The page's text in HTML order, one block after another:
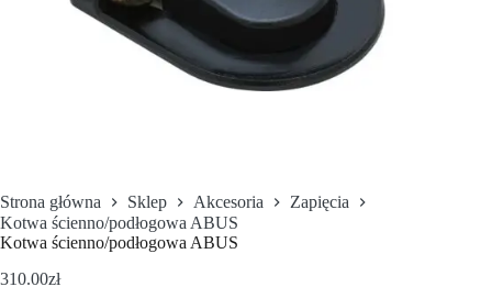
Strona główna Sklep Akcesoria
Zapięcia
Kotwa ścienno/podłogowa ABUS
Kotwa ścienno/podłogowa ABUS
310.00zł